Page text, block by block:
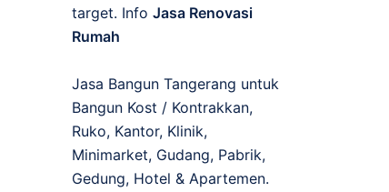
target. Info Jasa Renovasi
Rumah
Jasa Bangun Tangerang untuk
Bangun Kost / Kontrakkan,
Ruko, Kantor, Klinik,
Minimarket, Gudang, Pabrik,
Gedung, Hotel & Apartemen.